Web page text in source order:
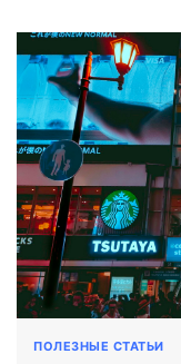
ПОЛЕЗНЫЕ СТАТЬИ